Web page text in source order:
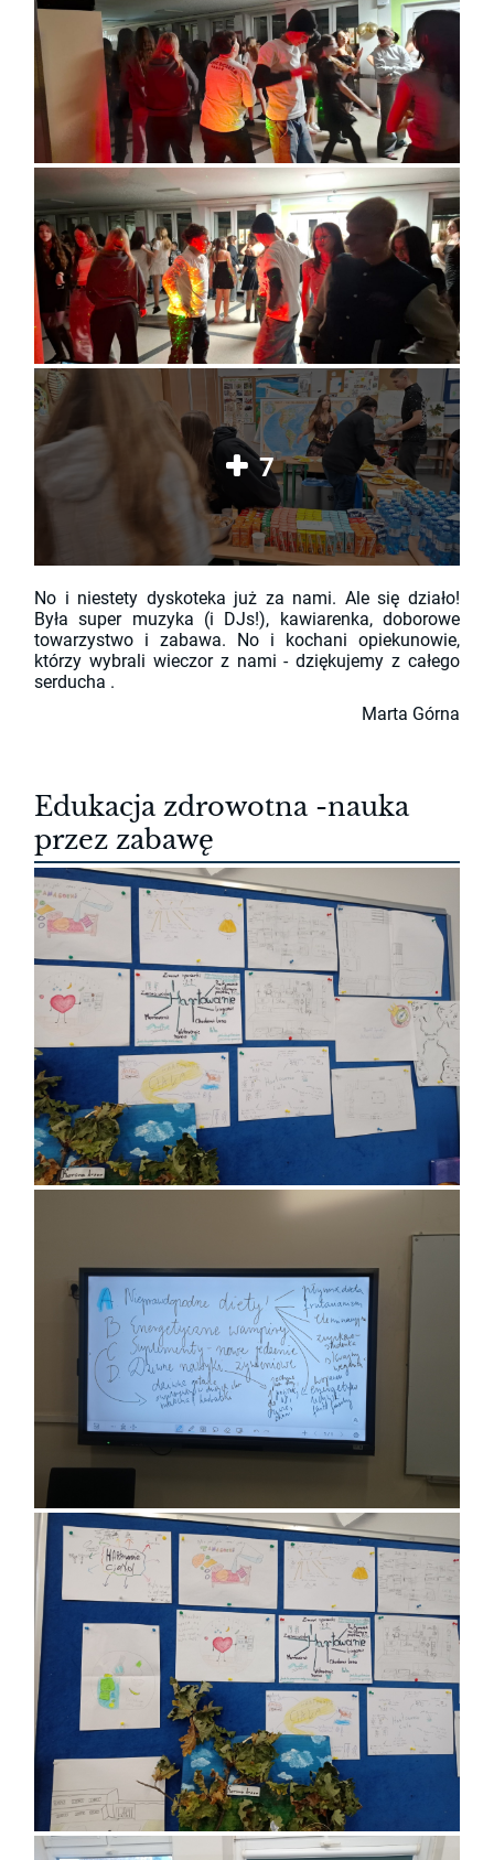
7
No i niestety dyskoteka już za nami. Ale się działo!
Była super muzyka (i DJs!), kawiarenka, doborowe
towarzystwo i zabawa. No i kochani opiekunowie,
którzy wybrali wieczor z nami - dziękujemy z całego
serducha .
Marta Górna
Edukacja zdrowotna -nauka
przez zabawę